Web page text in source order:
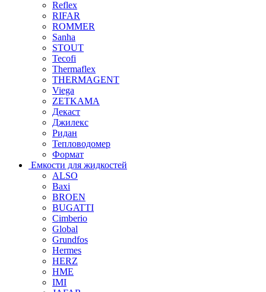
Reflex
RIFAR
ROMMER
Sanha
STOUT
Tecofi
Thermaflex
THERMAGENT
Viega
ZETKAMA
Декаст
Джилекс
Ридан
Тепловодомер
Формат
Емкости для жидкостей
ALSO
Baxi
BROEN
BUGATTI
Cimberio
Global
Grundfos
Hermes
HERZ
HME
IMI